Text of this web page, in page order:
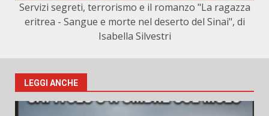
Servizi segreti, terrorismo e il romanzo "La ragazza
eritrea - Sangue e morte nel deserto del Sinai", di
Isabella Silvestri
LEGGI ANCHE